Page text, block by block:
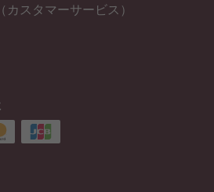
スタマーサービス）